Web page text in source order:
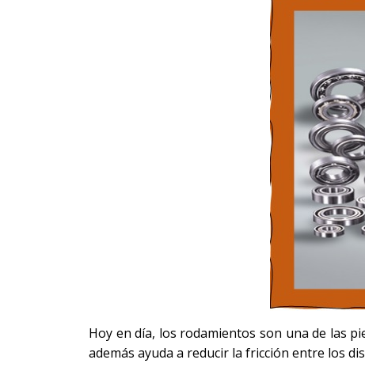
Hoy en día, los rodamientos son una de las
además ayuda a reducir la fricción entre los